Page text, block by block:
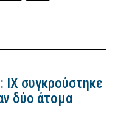
ΙΧ συγκρούστηκε
δύο άτομα